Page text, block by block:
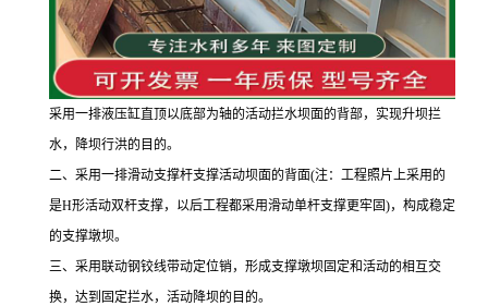
采用一排液压缸直顶以底部为轴的活动拦水坝面的背部，实现升坝拦
水，降坝行洪的目的。
二、采用一排滑动支撑杆支撑活动坝面的背面(注：工程照片上采用的
是H形活动双杆支撑，以后工程都采用滑动单杆支撑更牢固)，构成稳定
的支撑墩坝。
三、采用联动钢铰线带动定位销，形成支撑墩坝固定和活动的相互交
换，达到固定拦水，活动降坝的目的。